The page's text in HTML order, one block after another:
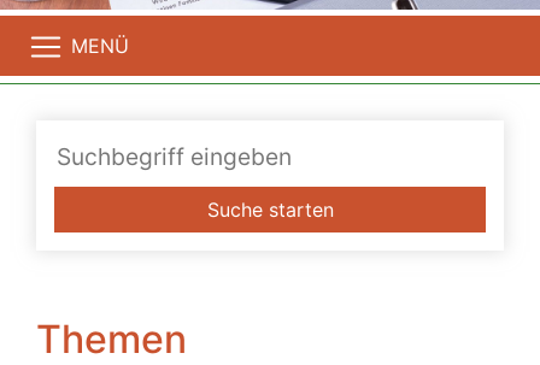
MENÜ
Suche starten
Themen